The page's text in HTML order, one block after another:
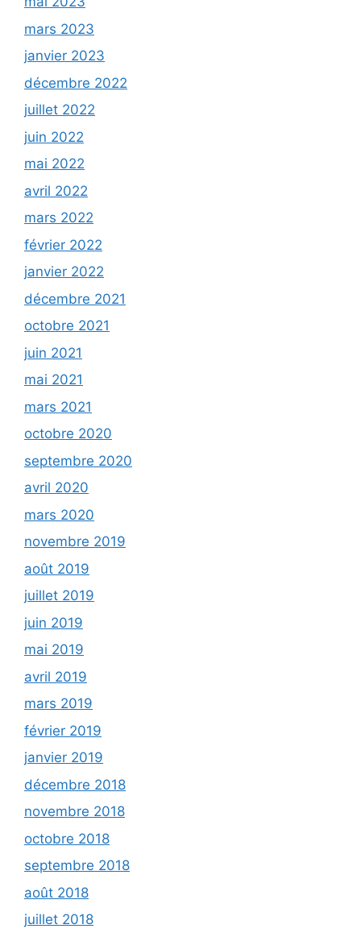
mars 2023
janvier 2023
décembre 2022
juillet 2022
juin 2022
mai 2022
avril 2022
mars 2022
février 2022
janvier 2022
décembre 2021
octobre 2021
juin 2021
mai 2021
mars 2021
octobre 2020
septembre 2020
avril 2020
mars 2020
novembre 2019
août 2019
juillet 2019
juin 2019
mai 2019
avril 2019
mars 2019
février 2019
janvier 2019
décembre 2018
novembre 2018
octobre 2018
septembre 2018
août 2018
juillet 2018